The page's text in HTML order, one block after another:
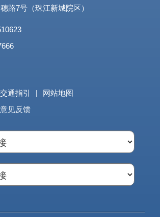
路7号（珠江新城院区）
交通指引
网站地图
意见反馈